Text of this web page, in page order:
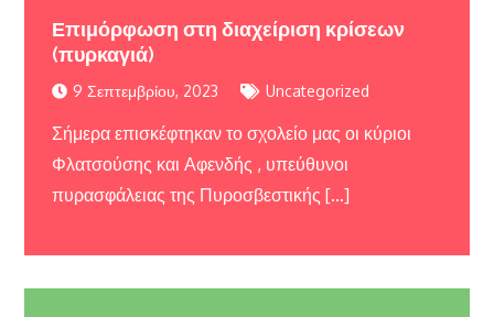
Επιμόρφωση στη διαχείριση κρίσεων
(πυρκαγιά)
9 Σεπτεμβρίου, 2023 Uncategorized
Σήμερα επισκέφτηκαν το σχολείο μας οι κύριοι
Φλατσούσης και Αφενδής , υπεύθυνοι
πυρασφάλειας της Πυροσβεστικής […]